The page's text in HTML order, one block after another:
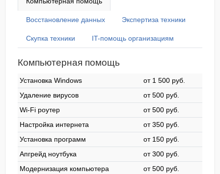
Восстановление данных Экспертиза техники
Скупка техники IT-помощь организациям
Компьютерная помощь
Установка Windows
от 1 500 pyб.
Удаление вирусов
от 500 pyб.
Wi-Fi роутер
от 500 pyб.
Настройка интернета
от 350 pyб.
Установка программ
от 150 pyб.
Апгрейд ноутбука
от 300 pyб.
Модернизация компьютера
от 500 pyб.